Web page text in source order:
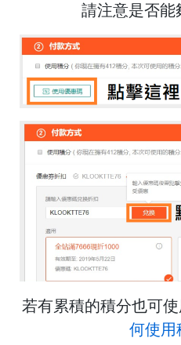
請注意是否能
若有累積的積分也可
何使用